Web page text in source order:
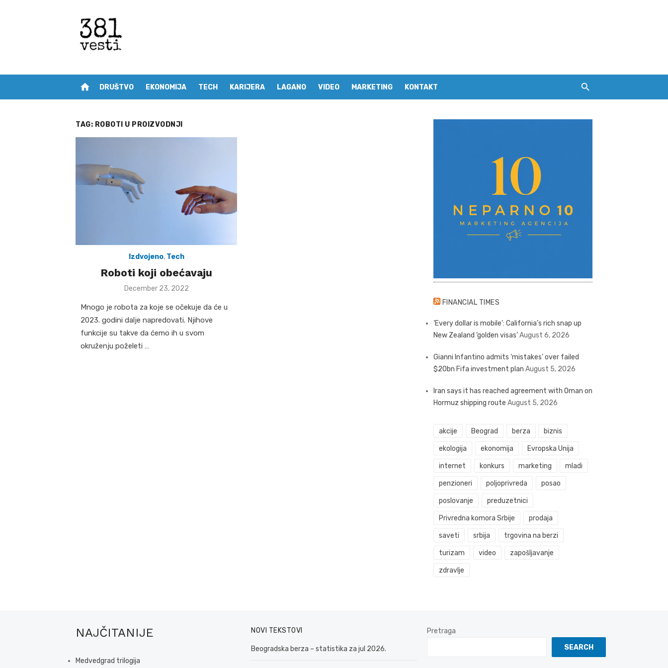
home DRUŠTVO EKONOMIJA TECH KARIJERA LAGANO VIDEO MARKETING KONTAKT
TAG: ROBOTI U PROIZVODNJI
Izdvojeno, Tech
Roboti koji obećavaju
Posted
December 23, 2022
Mnogo je robota za koje se očekuje da će u
2023. godini dalje napredovati. Njihove
funkcije su takve da ćemo ih u svom
okruženju poželeti …
FINANCIAL TIMES
‘Every dollar is mobile’: California’s rich snap up
New Zealand ‘golden visas’August 6, 2026
Gianni Infantino admits ‘mistakes’ over failed
$20bn Fifa investment plan August 5, 2026
Iran says it has reached agreement with Oman on
Hormuz shipping route August 5, 2026
akcije Beograd berza biznis
ekologija ekonomija Evropska Unija
internet konkurs marketing mladi
penzioneri poljoprivreda posao
poslovanje preduzetnici
Privredna komora Srbije prodaja
saveti srbija trgovina na berzi
turizam video zapošljavanje
zdravlje
NAJČITANIJE
Medvedgrad trilogija
NOVI TEKSTOVI
Beogradska berza – statistika za jul 2026.
Pretraga
SEARCH